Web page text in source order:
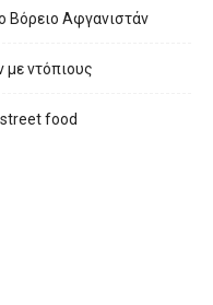
Βόρειο Αφγανιστάν
με ντόπιους
street food